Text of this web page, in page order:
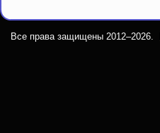
Все права защищены 2012–2026.